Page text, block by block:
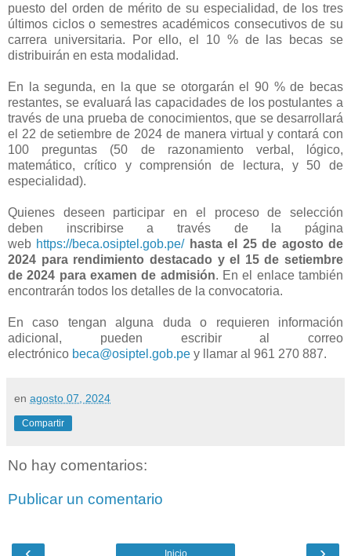
puesto del orden de mérito de su especialidad, de los tres
últimos ciclos o semestres académicos consecutivos de su
carrera universitaria. Por ello, el 10 % de las becas se
distribuirán en esta modalidad.
En la segunda, en la que se otorgarán el 90 % de becas
restantes, se evaluará las capacidades de los postulantes a
través de una prueba de conocimientos, que se desarrollará
el 22 de setiembre de 2024 de manera virtual y contará con
100 preguntas (50 de razonamiento verbal, lógico,
matemático, crítico y comprensión de lectura, y 50 de
especialidad).
Quienes deseen participar en el proceso de selección
deben inscribirse a través de la página
web https://beca.osiptel.gob.pe/ hasta el 25 de agosto de
2024 para rendimiento destacado y el 15 de setiembre
de 2024 para examen de admisión. En el enlace también
encontrarán todos los detalles de la convocatoria.
En caso tengan alguna duda o requieren información
adicional, pueden escribir al correo
electrónico beca@osiptel.gob.pe y llamar al 961 270 887.
en agosto 07, 2024
Compartir
No hay comentarios:
Publicar un comentario
Inicio